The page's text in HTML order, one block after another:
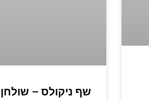
שף ניקולס –